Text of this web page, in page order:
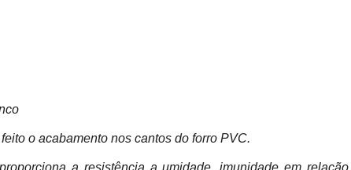
o acabamento nos cantos do forro PVC.